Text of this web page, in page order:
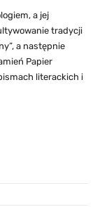
a jej
tradycji
a następnie
Papier
literackich i